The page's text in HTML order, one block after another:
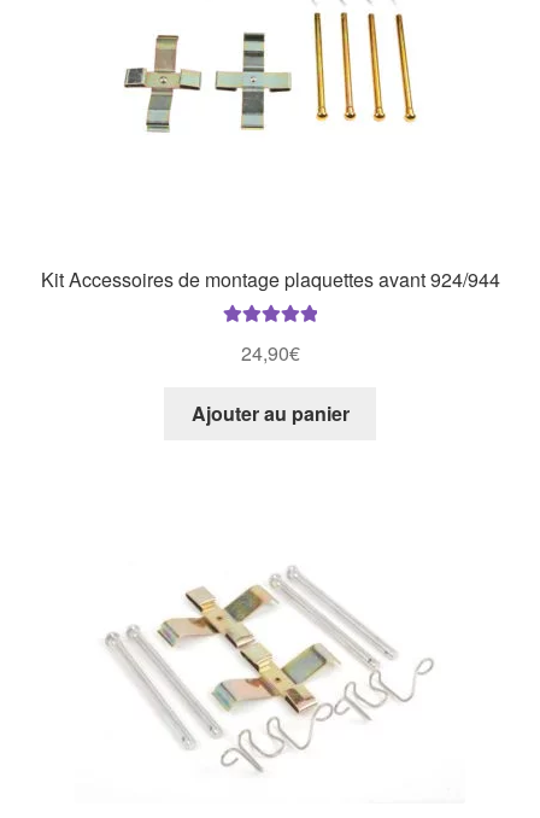
Kit Accessoires de montage plaquettes avant 924/944
5
24,90€
Ajouter au panier